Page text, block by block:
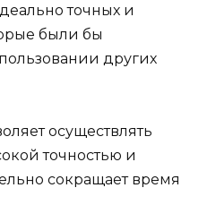
точных и
были бы
других
осуществлять
точностью и
сокращает время